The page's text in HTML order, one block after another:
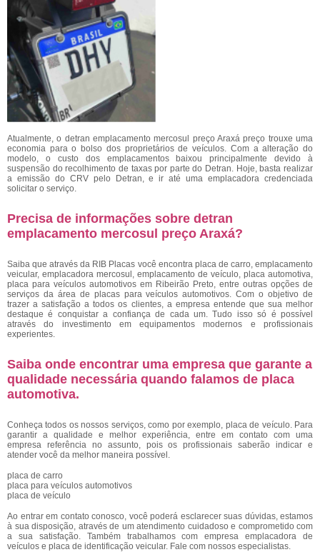
Atualmente, o detran emplacamento mercosul preço Araxá preço trouxe uma
economia para o bolso dos proprietários de veículos. Com a alteração do
modelo, o custo dos emplacamentos baixou principalmente devido à
suspensão do recolhimento de taxas por parte do Detran. Hoje, basta realizar
a emissão do CRV pelo Detran, e ir até uma emplacadora credenciada
solicitar o serviço.
Precisa de informações sobre detran
emplacamento mercosul preço Araxá?
Saiba que através da RIB Placas você encontra placa de carro, emplacamento
veicular, emplacadora mercosul, emplacamento de veículo, placa automotiva,
placa para veículos automotivos em Ribeirão Preto, entre outras opções de
serviços da área de placas para veículos automotivos. Com o objetivo de
trazer a satisfação a todos os clientes, a empresa entende que sua melhor
destaque é conquistar a confiança de cada um. Tudo isso só é possível
através do investimento em equipamentos modernos e profissionais
experientes.
Saiba onde encontrar uma empresa que garante a
qualidade necessária quando falamos de placa
automotiva.
Conheça todos os nossos serviços, como por exemplo, placa de veículo. Para
garantir a qualidade e melhor experiência, entre em contato com uma
empresa referência no assunto, pois os profissionais saberão indicar e
atender você da melhor maneira possível.
placa de carro
placa para veículos automotivos
placa de veículo
Ao entrar em contato conosco, você poderá esclarecer suas dúvidas, estamos
à sua disposição, através de um atendimento cuidadoso e comprometido com
a sua satisfação. Também trabalhamos com empresa emplacadora de
veículos e placa de identificação veicular. Fale com nossos especialistas.